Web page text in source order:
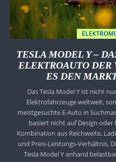
TESLA MODEL Y –
ELEKTROAUTO
ES DEN
Das Tesla Model Y ist nicht
Elektrofahrzeuge weltweit,
meistgesuchte E-Auto in
basiert nicht auf Design
Kombination aus Reichweite,
und Preis-Leistungs-Verhältnis.
Tesla Model Y anhand